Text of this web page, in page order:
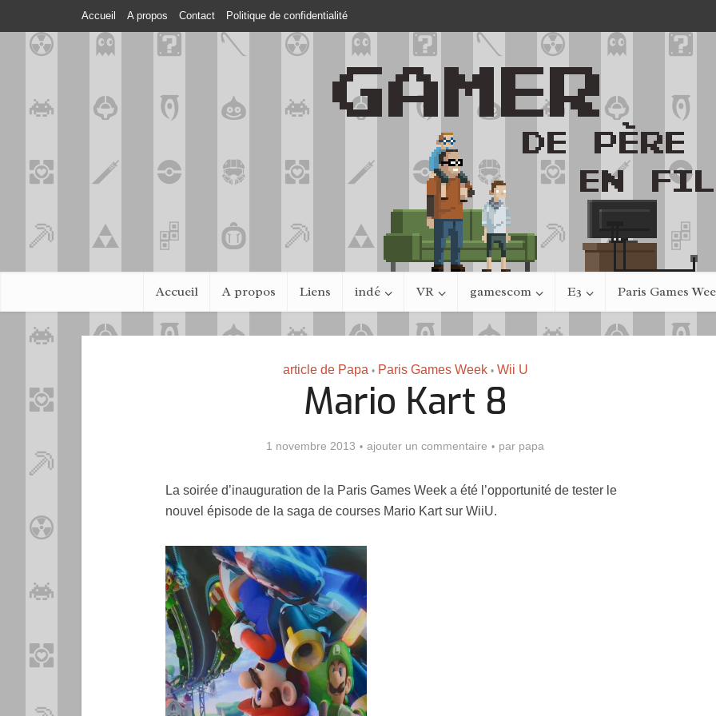
Accueil A propos Contact Politique de confidentialité
Accueil A propos Liens indé VR gamescom E3 Paris Games
article de Papa • Paris Games Week • Wii U
Mario Kart 8
1 novembre 2013 ajouter un commentaire par papa
La soirée d’inauguration de la Paris Games Week a été l’opportunité de tester le
nouvel épisode de la saga de courses Mario Kart sur WiiU.
Looking for Fael